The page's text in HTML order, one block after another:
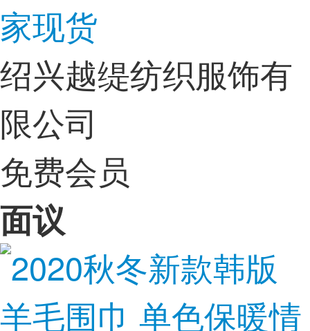
家现货
绍兴越缇纺织服饰有
限公司
免费会员
面议